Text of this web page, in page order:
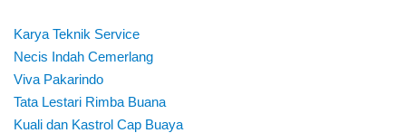
Karya Teknik Service
Necis Indah Cemerlang
Viva Pakarindo
Tata Lestari Rimba Buana
Kuali dan Kastrol Cap Buaya